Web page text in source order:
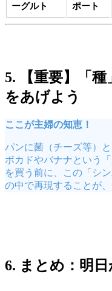
ーグルト
ポート
5. 【重要】「種
をあげよう
ここが主婦の知恵！
パンに菌（チーズ等）
ボカドやバナナという
を買う前に、この「シ
の中で再現することが、
6. まとめ：明